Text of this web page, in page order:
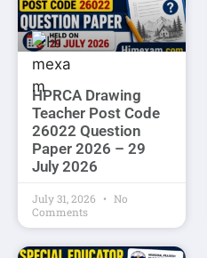
HPRCA Drawing
Teacher Post Code
26022 Question
Paper 2026 – 29
July 2026
July 31, 2026
No
Comments